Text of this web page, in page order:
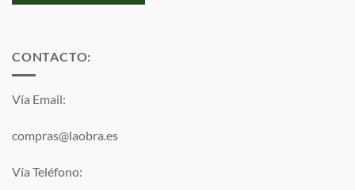
CONTACTO:
Vía Email:
compras@laobra.es
Vía Teléfono: